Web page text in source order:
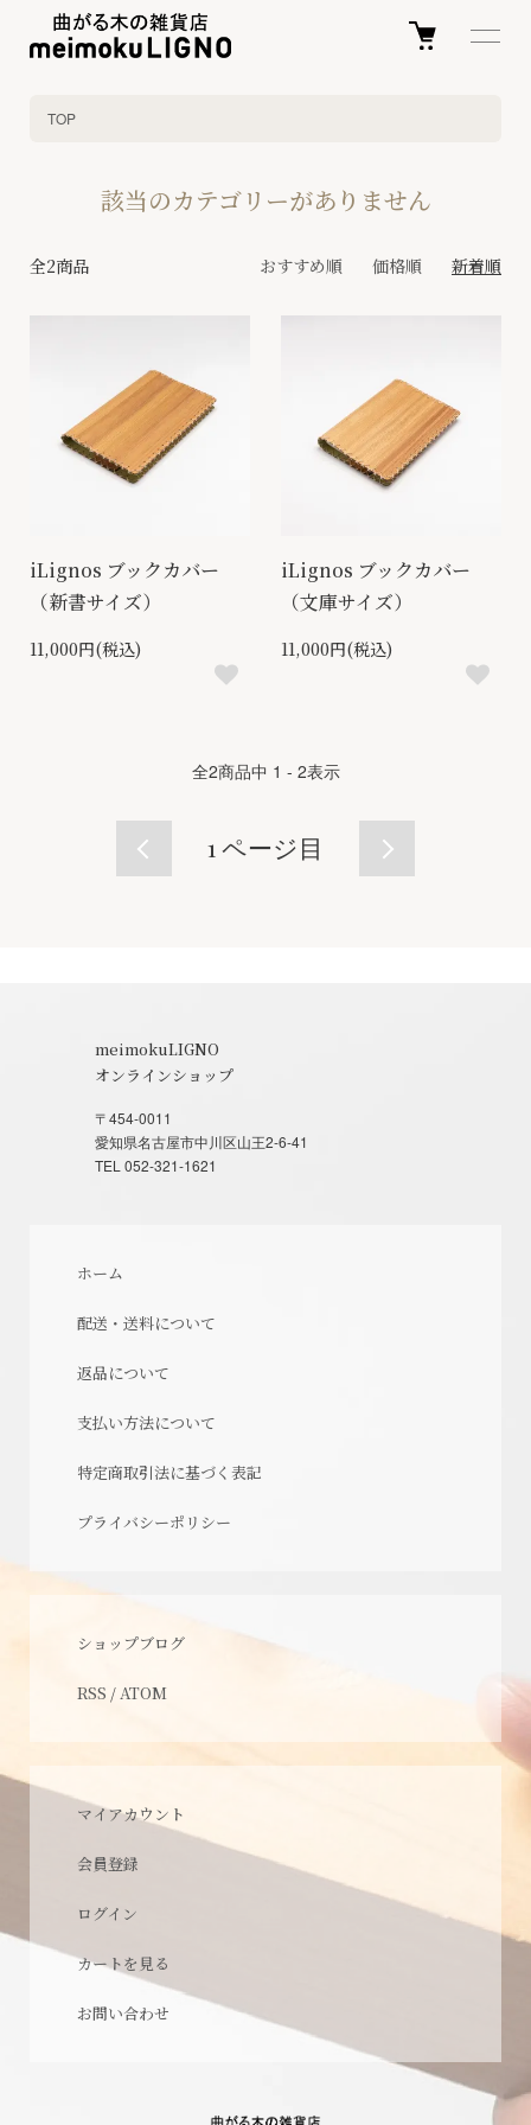
TOP
該当のカテゴリーがありません
全2商品 おすすめ順 価格順 新着順
iLignos ブックカバー
（新書サイズ）
11,000円(税込)
iLignos ブックカバー
（文庫サイズ）
11,000円(税込)
全2商品中 1 - 2表示
1 ページ目
meimokuLIGNO
オンラインショップ
〒454-0011
愛知県名古屋市中川区山王2-6-41
TEL 052-321-1621
ホーム
配送・送料について
返品について
支払い方法について
特定商取引法に基づく表記
プライバシーポリシー
ショップブログ
RSS /ATOM
マイアカウント
会員登録
ログイン
カートを見る
お問い合わせ